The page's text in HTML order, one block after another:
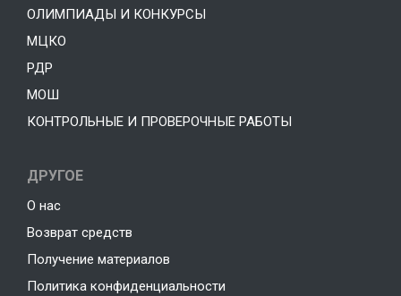
ОЛИМПИАДЫ И КОНКУРСЫ
МЦКО
РДР
МОШ
КОНТРОЛЬНЫЕ И ПРОВЕРОЧНЫЕ РАБОТЫ
ДРУГОЕ
О нас
Возврат средств
Получение материалов
Политика конфиденциальности